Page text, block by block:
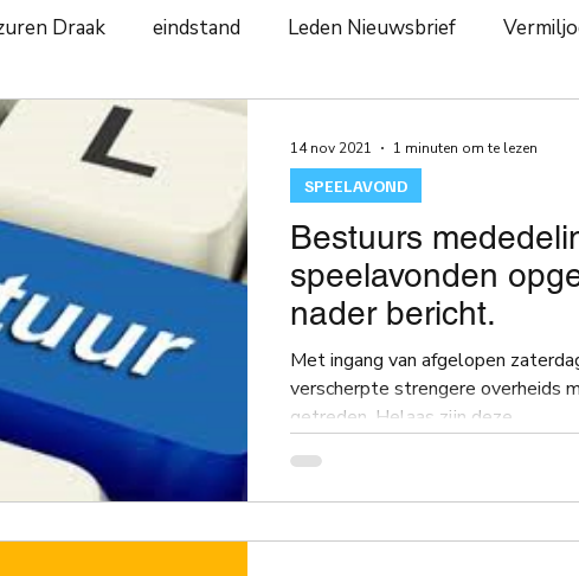
Draak eindstand Leden Nieuwsbrief
NKCLUBSMCR
zwarte schildpad
toernooiverslag corona-virus COVID-19
scorende elementen speeltip
Bestuurs
speelavonden
nader bericht.
Met ingang van afgelopen
verscherpte strengere overheids
getreden. Helaas zijn deze...
SPEELAVOND
14 nov 2021 1 minuten om te lezen